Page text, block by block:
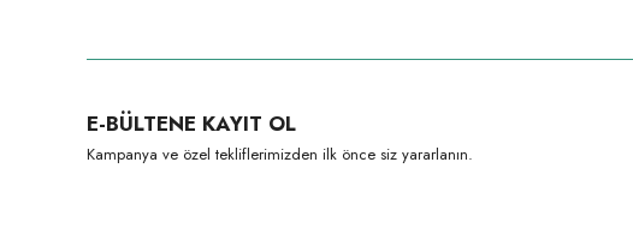
E-BÜLTENE KAYIT OL
Kampanya ve özel tekliflerimizden ilk önce siz yararlanın.